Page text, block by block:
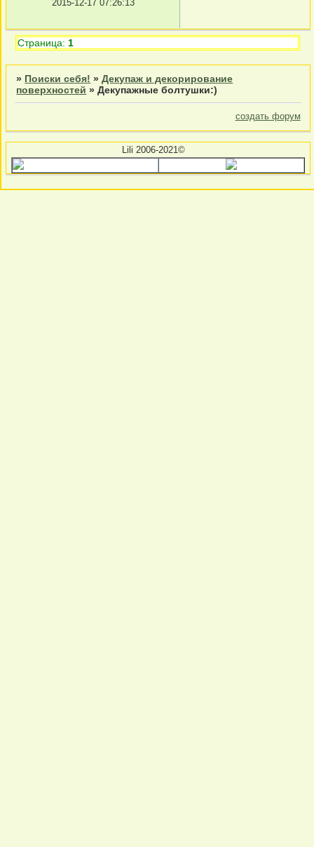
2015-12-17 07:26:13
Страница: 1
» Поиски себя! »Декупаж и декорирование
поверхностей »Декупажные болтушки:)
создать форум
Lili 2006-2021©